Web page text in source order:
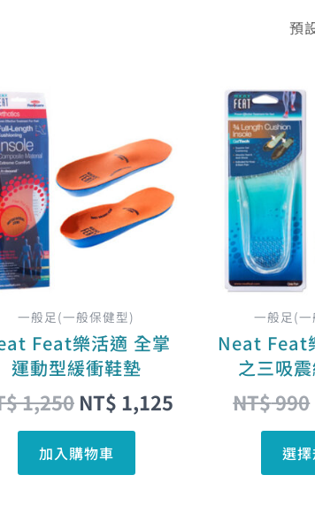
。
一般足(一般保健型)
Feat樂活適 全掌
運動型緩衝鞋墊
1,250
格：
NT$ 1,250。
NT$ 1,125
價
NT$ 1,125。
加入購物車
一般足(
Neat Feat
之三吸
NT$990
選